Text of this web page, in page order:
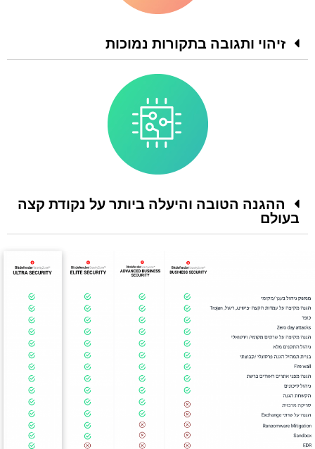
זיהוי ותגובה בתקורות נמוכות
ההגנה הטובה והיעלה ביותר על נקודת קצה
בעולם